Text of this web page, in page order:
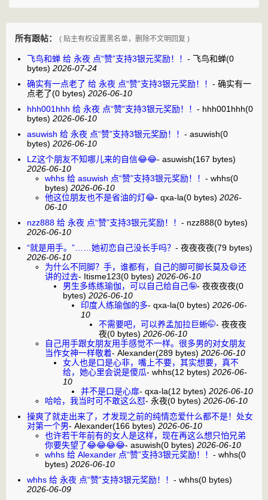
所有跟帖： ( 贴主有权设置黑名单，删除不文明回复 )
飞鸟和蝉 给 永夜 点“赞”支持3银元奖励！！ - 飞鸟和蝉(0
bytes) 2026-07-24
确实有一点老了 给 永夜 点“赞”支持3银元奖励！！ - 确实有一
点老了(0 bytes) 2026-06-10
hhh001hhh 给 永夜 点“赞”支持3银元奖励！！ - hhh001hhh(0
bytes) 2026-06-10
asuwish 给 永夜 点“赞”支持3银元奖励！！ - asuwish(0
bytes) 2026-06-10
LZ这个朋友不知哪儿来的自信😂😂- asuwish(167 bytes)
2026-06-10
whhs 给 asuwish 点“赞”支持3银元奖励！！ - whhs(0
bytes) 2026-06-10
他这位朋友也不是省油的灯😂- qxa-la(0 bytes) 2026-
06-10
nzz888 给 永夜 点“赞”支持3银元奖励！！ - nzz888(0 bytes)
2026-06-10
“就是用手。”……她初恋自己没长手吗？ - 夜夜夜夜(79 bytes)
2026-06-10
为什么不同脚？手，谁都有，自己的脚可脚长莫及😄还
讲的过去- Itisme123(0 bytes) 2026-06-10
男生多练练瑜伽，可以自己给自己🤪- 夜夜夜夜(0
bytes) 2026-06-10
印度人练瑜伽的多- qxa-la(0 bytes) 2026-06-
10
不需要吧，可以养孟加拉巨蜥🤭- 夜夜夜
夜(0 bytes) 2026-06-10
自己用手跟女朋友用手感觉不一样。很多男的对女朋友
当作女神一样敬着- Alexander(289 bytes) 2026-06-10
女人也是口是心非，嘴上不要，其实想要，真不
给，她心里会说是傻瓜- whhs(12 bytes) 2026-06-
10
并不是口是心扉- qxa-la(12 bytes) 2026-06-10
哈哈，我当时可不敢这么怼- 永夜(0 bytes) 2026-06-10
操爽了就走出来了，才发现之前的纯情恋爱什么都不是！处女
对第一个男- Alexander(166 bytes) 2026-06-10
也许若干年前有的女人是这样，现在再这么想只怕兄弟
你要失望了😂😂😂😂- asuwish(0 bytes) 2026-06-10
whhs 给 Alexander 点“赞”支持3银元奖励！！ - whhs(0
bytes) 2026-06-10
whhs 给 永夜 点“赞”支持3银元奖励！！ - whhs(0 bytes)
2026-06-09